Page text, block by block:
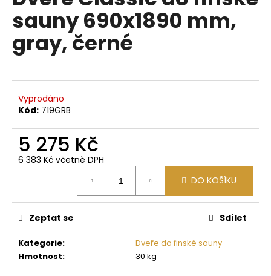
z
5
hvězdiček.
sauny 690x1890 mm,
gray, černé
Vyprodáno
Kód: 719GRB
5 275 Kč
6 383 Kč včetně DPH
DO KOŠÍKU
Kategorie:
Dveře do finské sauny
Hmotnost: 30 kg
Zeptat se Sdílet
a
j
í
t
?
o
p
u